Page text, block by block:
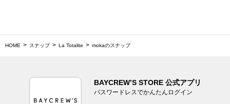
HOME スナップ La Totalite mokaのスナップ
BAYCREW’S STORE 公式アプリ
パスワードレスでかんたんログイン